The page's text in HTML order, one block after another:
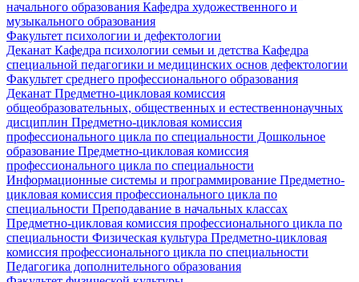
начального образования Кафедра художественного и
музыкального образования
Факультет психологии и дефектологии
Деканат Кафедра психологии семьи и детства Кафедра
специальной педагогики и медицинских основ дефектологии
Факультет среднего профессионального образования
Деканат Предметно-цикловая комиссия
общеобразовательных, общественных и естественнонаучных
дисциплин Предметно-цикловая комиссия
профессионального цикла по специальности Дошкольное
образование Предметно-цикловая комиссия
профессионального цикла по специальности
Информационные системы и программирование Предметно-
цикловая комиссия профессионального цикла по
специальности Преподавание в начальных классах
Предметно-цикловая комиссия профессионального цикла по
специальности Физическая культура Предметно-цикловая
комиссия профессионального цикла по специальности
Педагогика дополнительного образования